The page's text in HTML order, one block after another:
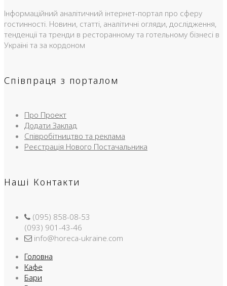
Інформаційний аналітичний інтернет-портал про сферу
гостинності. Новини, статті, аналітичні огляди, дослідження,
тенденції та тренди в ресторанному та готельному бізнесі в
Україні та за кордоном
Співпраця з порталом
Про Проект
Додати Заклад
Співробітництво та реклама
Реєстрація Нового Постачальника
Наші Контакти
(095) 858-08-53
(093) 901-43-46
info@horeca-ukraine.com
Головна
Кафе
Бари